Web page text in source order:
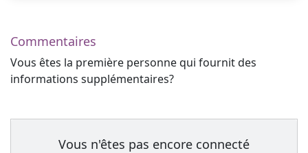
Commentaires
Vous êtes la première personne qui fournit des
informations supplémentaires?
Vous n'êtes pas encore connecté